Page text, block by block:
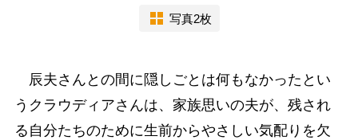
写真2枚
辰夫さんとの間に隠しごとは何もなかったとい
うクラウディアさんは、家族思いの夫が、残され
る自分たちのために生前からやさしい気配りを欠